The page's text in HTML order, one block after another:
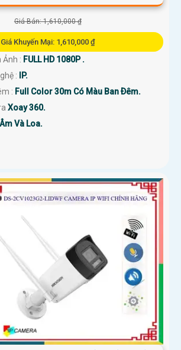
Giá Bán: 1,610,000 ₫
Giá Khuyến Mại: 1,610,000 ₫
Ảnh : FULL HD 1080P .
:
IP.
: Full Color 30m Có Màu Ban Ðêm.
Xoay 360.
Và Loa.